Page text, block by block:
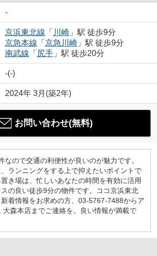
-
京浜東北線 「 川崎」駅 徒歩9分
京急本線 「 京急川崎」駅 徒歩9分
南武線 「 尻手」駅 徒歩20分
-(-)
2024年 3月(築2年)
お問い合わせ(無料)
なので交通の利便性が良いのが魅力です。
ランニングをする上で抑えたいポイントで
き場は、忙しいあなたの時間を有効に活用
の良い徒歩9分の物件です。ココ京浜東北
着情報をお求めの方、03-5767-7488からア
大森本店までご連絡を。良い情報が満載で